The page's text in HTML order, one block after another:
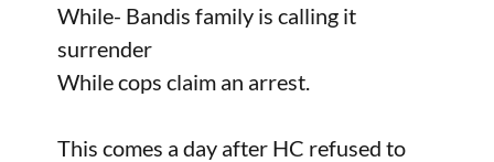
While- Bandis family is calling it
surrender
While cops claim an arrest.
This comes a day after HC refused to